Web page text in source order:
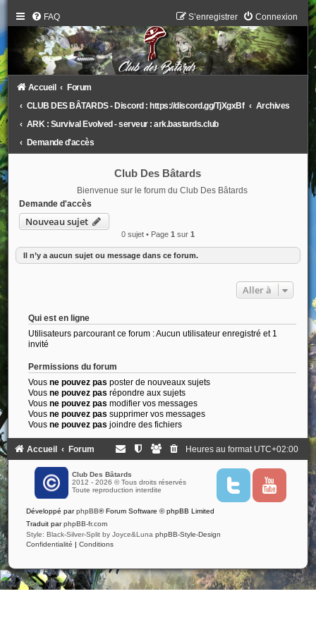
FAQ Connexion
S’enregistrer
Accueil
Forum
CLUB DES BÂTARDS - Discord : https://discord.gg/TjXgxBf
Archives
ARK : Survival Evolved - serveur : ark.bastards.club
Demande d'accès
Club Des Bâtards
Bienvenue sur le forum du Club Des Bâtards
Demande d'accès
Nouveau sujet
0 sujet • Page 1 sur 1
Il n’y a aucun sujet ou message dans ce forum.
Aller à
Qui est en ligne
Utilisateurs parcourant ce forum : Aucun utilisateur enregistré et 1
invité
Permissions du forum
Vous ne pouvez pas poster de nouveaux sujets
Vous ne pouvez pas répondre aux sujets
Vous ne pouvez pas modifier vos messages
Vous ne pouvez pas supprimer vos messages
Vous ne pouvez pas joindre des fichiers
Accueil Forum Heures au format UTC+02:00
Club Des Bâtards
2012 - 2026 © Tous droits réservés
Toute reproduction interdite
T
i
Y
u
Développé parphpBB® Forum Software © phpBB Limited
Traduit parphpBB-fr.com
Style: Black-Silver-Split by Joyce&Luna phpBB-Style-Design
Confidentialité | Conditions